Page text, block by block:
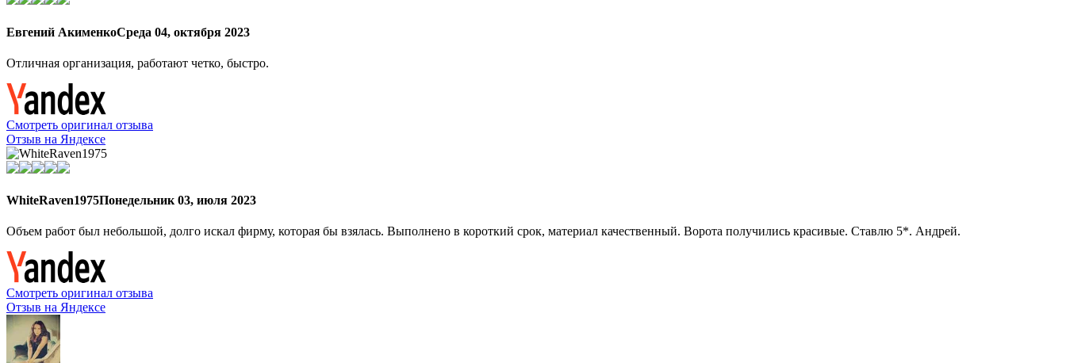
Евгений АкименкоСреда 04, октября 2023
Отличная организация, работают четко, быстро.
Смотреть оригинал отзыва
Отзыв на Яндексе
WhiteRaven1975Понедельник 03, июля 2023
Объем работ был небольшой, долго искал фирму, которая бы взялась. Выполнено в короткий срок, материал качественный. Ворота получились красивые. Ставлю 5*. Андрей.
Смотреть оригинал отзыва
Отзыв на Яндексе